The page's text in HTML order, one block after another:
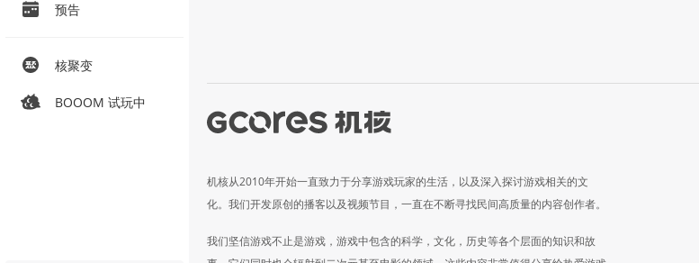
预告
核聚变
BOOOM 试玩中
机核从2010年开始一直致力于分享游戏玩家的生活，以及深入探讨游戏相关的文
化。我们开发原创的播客以及视频节目，一直在不断寻找民间高质量的内容创作者。
我们坚信游戏不止是游戏，游戏中包含的科学，文化，历史等各个层面的知识和故